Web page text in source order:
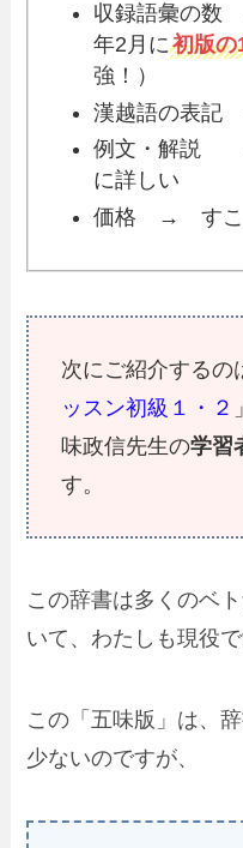
収録語彙の
年2月に初版の
強！）
漢越語の表
例文・解説
に詳しい
価格 → すこ
次にご紹介するの
ッスン初級１・２
味政信先生の学習
す。
この辞書は多くのベ
いて、わたしも現役
この「五味版」は、
少ないのですが、